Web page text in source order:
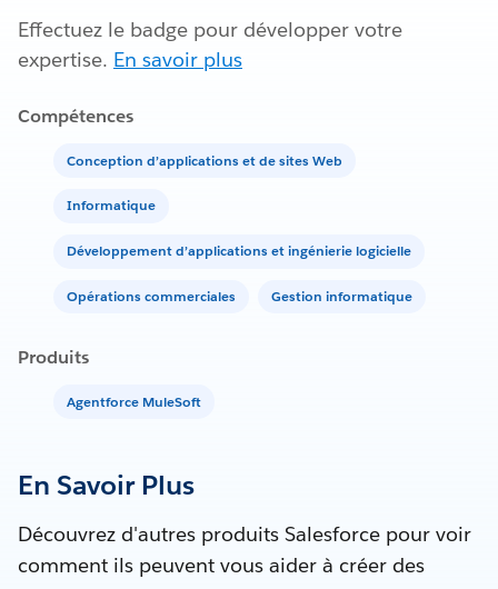
Effectuez le badge pour développer votre
expertise. En savoir plus
Compétences
Conception d’applications et de sites Web
Informatique
Développement d’applications et ingénierie logicielle
Opérations commerciales Gestion informatique
Produits
Agentforce MuleSoft
En Savoir Plus
Découvrez d'autres produits Salesforce pour voir
comment ils peuvent vous aider à créer des